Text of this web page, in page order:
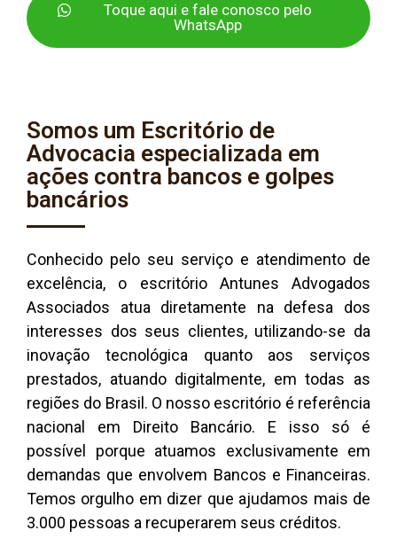
Toque aqui e fale conosco pelo
WhatsApp
Somos um Escritório de
Advocacia especializada em
ações contra bancos e golpes
bancários
Conhecido pelo seu serviço e atendimento de
excelência, o escritório Antunes Advogados
Associados atua diretamente na defesa dos
interesses dos seus clientes, utilizando-se da
inovação tecnológica quanto aos serviços
prestados, atuando digitalmente, em todas as
regiões do Brasil. O nosso escritório é referência
nacional em Direito Bancário. E isso só é
possível porque atuamos exclusivamente em
demandas que envolvem Bancos e Financeiras.
Temos orgulho em dizer que ajudamos mais de
3.000 pessoas a recuperarem seus créditos.